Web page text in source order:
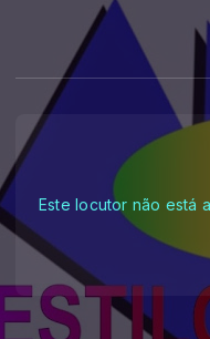
Este locutor não está